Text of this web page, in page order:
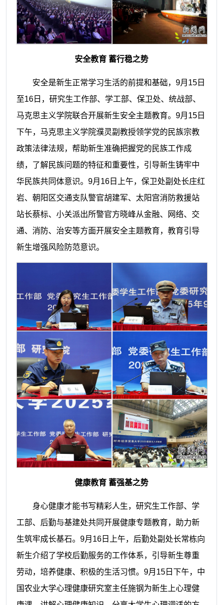
安全教育 蓄行稳之势
安全是新生正常学习生活的前提和基础，9月15日
至16日，研究生工作部、学工部、保卫处、统战部、
马克思主义学院联合开展新生安全主题教育。9月15日
下午，马克思主义学院濮灵副教授领学党的民族宗教
政策法律法规，帮助新生准确把握党的民族工作成
绩，了解民族问题的特征和重要性，引导新生铸牢中
华民族共同体意识。9月16日上午，保卫处副处长庄红
岩、朝阳区交通支队警官胡建军、太阳宫消防救援站
站长蔡标、小关派出所警官方晓峰从金融、网络、交
通、消防、治安等方面开展安全主题教育，教育引导
新生增强风险防范意识。
健康教育 蓄强基之势
身心健康才能书写精彩人生，研究生工作部、学
工部、后勤与基建处共同开展健康专题教育，助力新
生筑牢成长基石。9月16日上午，后勤处副处长常栋向
新生介绍了学校后勤服务的工作体系，引导新生尊重
劳动，培养健康、积极的生活习惯。9月15日下午，中
国农业大学心理健康研究室主任施钢为新生上心理健